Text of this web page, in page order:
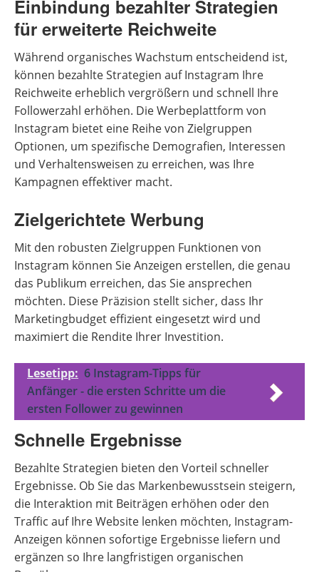
Einbindung bezahlter Strategien
für erweiterte Reichweite
Während organisches Wachstum entscheidend ist,
können bezahlte Strategien auf Instagram Ihre
Reichweite erheblich vergrößern und schnell Ihre
Followerzahl erhöhen. Die Werbeplattform von
Instagram bietet eine Reihe von Zielgruppen
Optionen, um spezifische Demografien, Interessen
und Verhaltensweisen zu erreichen, was Ihre
Kampagnen effektiver macht.
Zielgerichtete Werbung
Mit den robusten Zielgruppen Funktionen von
Instagram können Sie Anzeigen erstellen, die genau
das Publikum erreichen, das Sie ansprechen
möchten. Diese Präzision stellt sicher, dass Ihr
Marketingbudget effizient eingesetzt wird und
maximiert die Rendite Ihrer Investition.
Lesetipp: 6 Instagram-Tipps für
Anfänger - die ersten Schritte um die
ersten Follower zu gewinnen
Schnelle Ergebnisse
Bezahlte Strategien bieten den Vorteil schneller
Ergebnisse. Ob Sie das Markenbewusstsein steigern,
die Interaktion mit Beiträgen erhöhen oder den
Traffic auf Ihre Website lenken möchten, Instagram-
Anzeigen können sofortige Ergebnisse liefern und
ergänzen so Ihre langfristigen organischen